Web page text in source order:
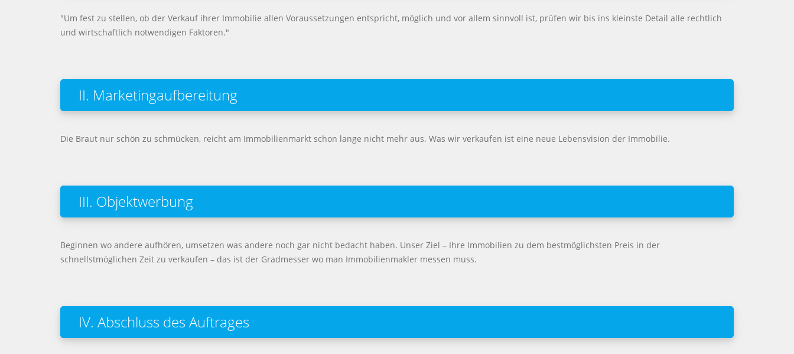
"Um fest zu stellen, ob der Verkauf ihrer Immobilie allen Voraussetzungen entspricht, möglich und vor allem sinnvoll ist, prüfen wir bis ins kleinste Detail alle rechtlich
und wirtschaftlich notwendigen Faktoren."
II. Marketingaufbereitung
Die Braut nur schön zu schmücken, reicht am Immobilienmarkt schon lange nicht mehr aus. Was wir verkaufen ist eine neue Lebensvision der Immobilie.
III. Objektwerbung
Beginnen wo andere aufhören, umsetzen was andere noch gar nicht bedacht haben. Unser Ziel – Ihre Immobilien zu dem bestmöglichsten Preis in der
schnellstmöglichen Zeit zu verkaufen – das ist der Gradmesser wo man Immobilienmakler messen muss.
IV. Abschluss des Auftrages